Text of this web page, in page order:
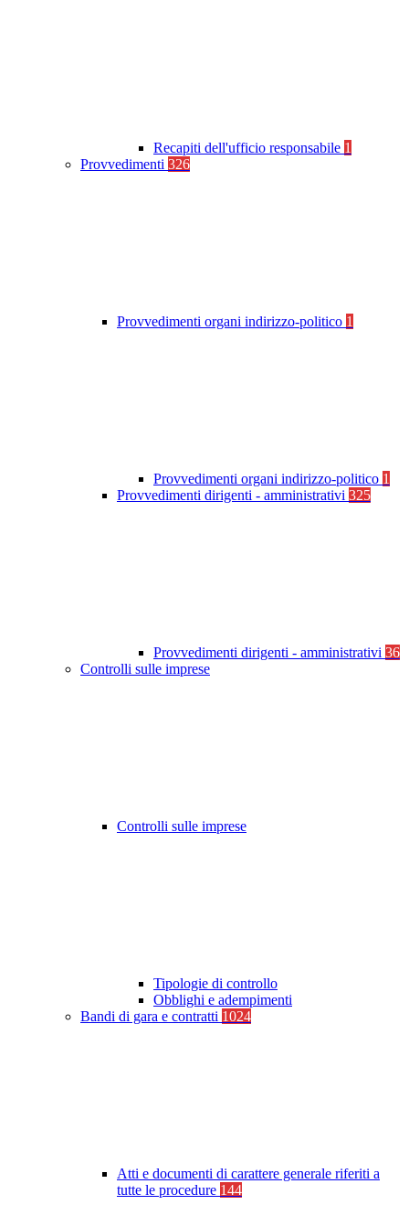
Recapiti dell'ufficio responsabile 1
Provvedimenti 326
Provvedimenti organi indirizzo-politico 1
Provvedimenti organi indirizzo-politico 1
Provvedimenti dirigenti - amministrativi 325
Provvedimenti dirigenti - amministrativi 36
Controlli sulle imprese
Controlli sulle imprese
Tipologie di controllo
Obblighi e adempimenti
Bandi di gara e contratti 1024
Atti e documenti di carattere generale riferiti a
tutte le procedure 144